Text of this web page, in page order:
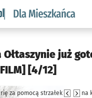
wroclaw.pl
Ołtaszynie już
FILM] [4/12]
za pomocą strzałek na